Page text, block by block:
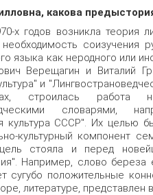
какова
х годов возникла теория
соизучения
языка как неродного или
Верещагин и Виталий
и
строилась работа
словарями,
культура СССР". Их целью
культурный компонент
стояла и перед
Например, слово
сугубо положительные
литературе, представлен